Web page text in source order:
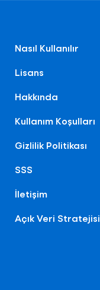
Nasıl Kullanılır
Lisans
Hakkında
Kullanım Koşulları
Gizlilik Politikası
SSS
İletişim
Açık Veri Stratejisi